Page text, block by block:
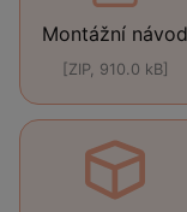
Montážní návod
[ZIP, 910.0 kB]